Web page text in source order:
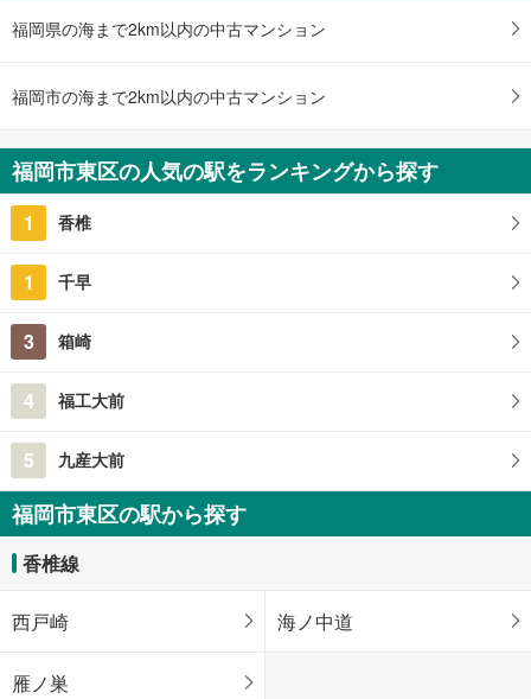
福岡県の海まで2km以内の中古マンション
福岡市の海まで2km以内の中古マンション
福岡市東区の人気の駅をランキングから探す
1 香椎
1 千早
3 箱崎
4 福工大前
5 九産大前
福岡市東区の駅から探す
香椎線
西戸崎 海ノ中道
雁ノ巣